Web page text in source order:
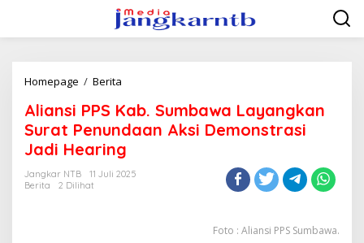
konten
Homepage / Berita
Kab.
Sumbawa
Layangkan
Surat
Penundaan
Aliansi PPS Kab. Sumbawa Layangkan
Surat Penundaan Aksi Demonstrasi
Jadi Hearing
Jangkar NTB
11 Juli 2025
Berita
2 Dilihat
Foto : Aliansi PPS Sumbawa.